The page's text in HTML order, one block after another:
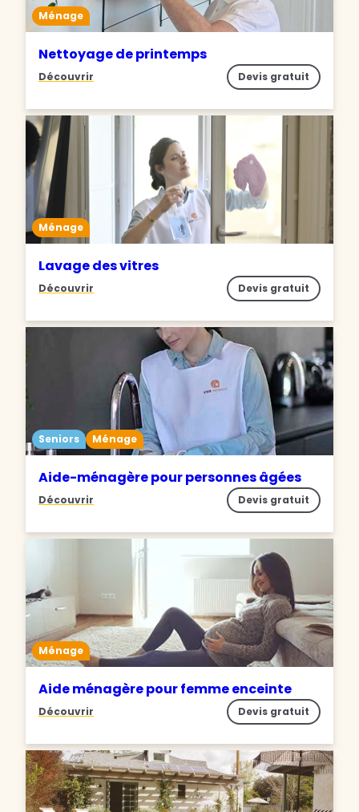
Ménage
Nettoyage de printemps
Découvrir Devis gratuit
Ménage
Lavage des vitres
Découvrir Devis gratuit
Seniors Ménage
Aide-ménagère pour personnes âgées
Découvrir Devis gratuit
Ménage
Aide ménagère pour femme enceinte
Découvrir Devis gratuit